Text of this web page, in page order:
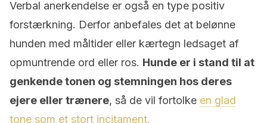
Verbal anerkendelse er også en type positiv
forstærkning. Derfor anbefales det at belønne
hunden med måltider eller kærtegn ledsaget af
opmuntrende ord eller ros. Hunde er i stand til at
genkende tonen og stemningen hos deres
ejere eller trænere, så de vil fortolke en glad
tone som et stort incitament.